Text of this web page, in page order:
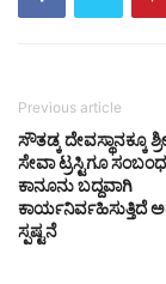
Previous article
ಸೌತಡ್ಕ ದೇವಸ್ಥಾನಕ್ಕೂ
ಸೇವಾ ಟ್ರಸ್ಟಿಗೂ
ಕಾನೂನು ಬದ್ದವಾಗಿ
ಕಾರ್ಯನಿರ್ವಹಿಸುತ್ತಿದೆ
ಸ್ಪಷ್ಟನೆ